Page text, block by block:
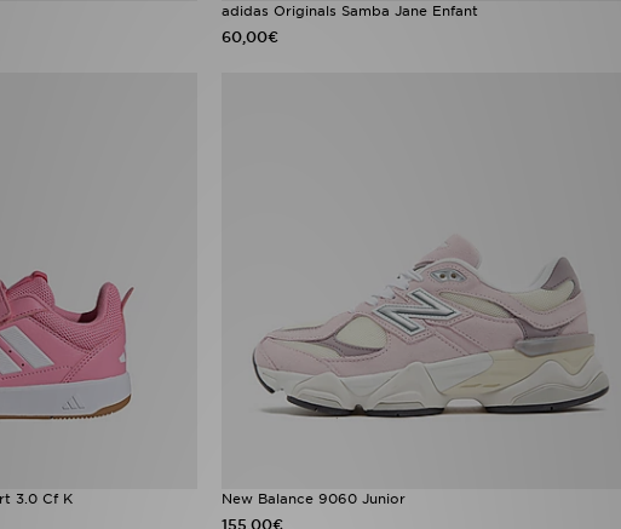
adidas Originals Samba Jane Enfant
60,00€
3.0 Cf K New Balance 9060 Junior
155,00€